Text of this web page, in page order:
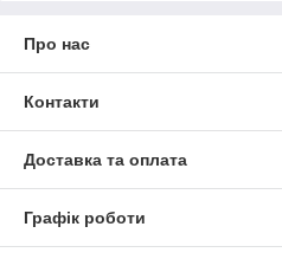
Про нас
Контакти
Доставка та оплата
Графік роботи